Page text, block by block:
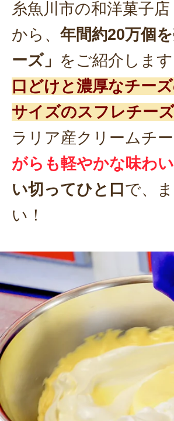
糸魚川市の和洋菓子
から、 年間約20万個
ーズ」 をご紹介します
口どけと濃厚なチー
サイズのスフレチーズ
ラリア産クリームチ
がらも軽やかな味わい
い切ってひと口 で、
い！